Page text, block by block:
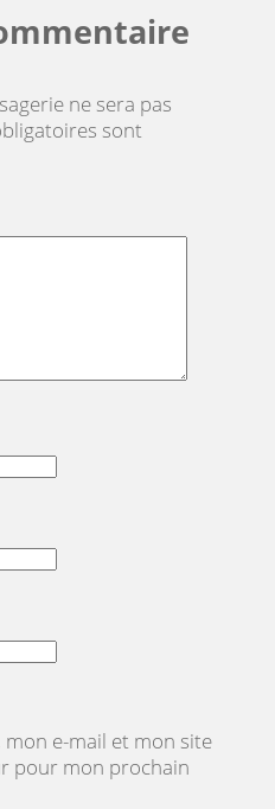
ne sera pas
sont
e-mail et mon site
pour mon prochain